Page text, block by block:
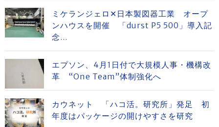
ミケランジェロ✕日本製図器工業 オープ
ンハウスを開催 「durst P5 500」導入記
念...
エプソン、4月1日付で大規模人事・機構改
革 “One Team”体制強化へ
カウネット 「ハコ活。研究所」発足 初
年度はパッケージの開けやすさを研究